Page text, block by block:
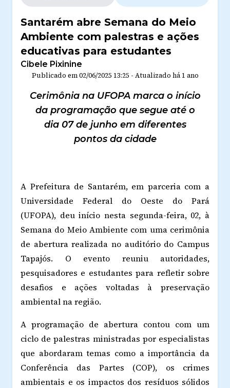
Santarém abre Semana do Meio
Ambiente com palestras e ações
educativas para estudantes
Cibele Pixinine
Publicado em02/06/2025 13:25 - Atualizado há 1 ano
Cerimônia na UFOPA marca o início
da programação que segue até o
dia 07 de junho em diferentes
pontos da cidade
A Prefeitura de Santarém, em parceria com a
Universidade Federal do Oeste do Pará
(UFOPA), deu início nesta segunda-feira, 02, à
Semana do Meio Ambiente com uma cerimônia
de abertura realizada no auditório do Campus
Tapajós. O evento reuniu autoridades,
pesquisadores e estudantes para refletir sobre
desafios e ações voltadas à preservação
ambiental na região.
A programação de abertura contou com um
ciclo de palestras ministradas por especialistas
que abordaram temas como a importância da
Conferência das Partes (COP), os crimes
ambientais e os impactos dos resíduos sólidos